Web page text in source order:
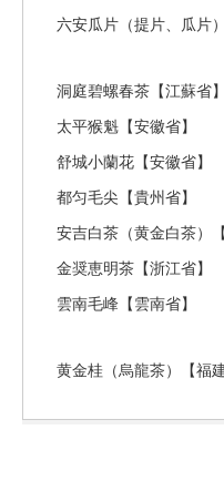
六安瓜片（提片、瓜片
洞庭碧螺春茶【江蘇省】
太平猴魁【安徽省】
舒城小蘭花【安徽省】
都匀毛尖【貴州省】
安吉白茶（黄金白茶）
金奨恵明茶【浙江省】
雲南毛峰【雲南省】
黄金桂（烏龍茶）【福建